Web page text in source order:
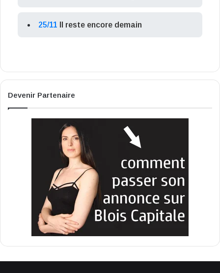
25/11 Il reste encore demain
Devenir Partenaire